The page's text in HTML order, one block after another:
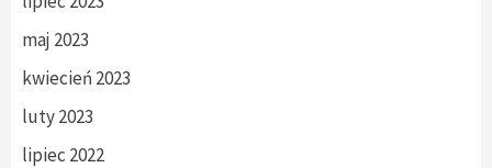
maj 2023
kwiecień 2023
luty 2023
lipiec 2022